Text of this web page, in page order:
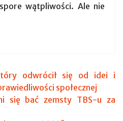
wątpliwości. Ale nie
odwrócił się od idei i
społecznej
się bać zemsty TBS-u za